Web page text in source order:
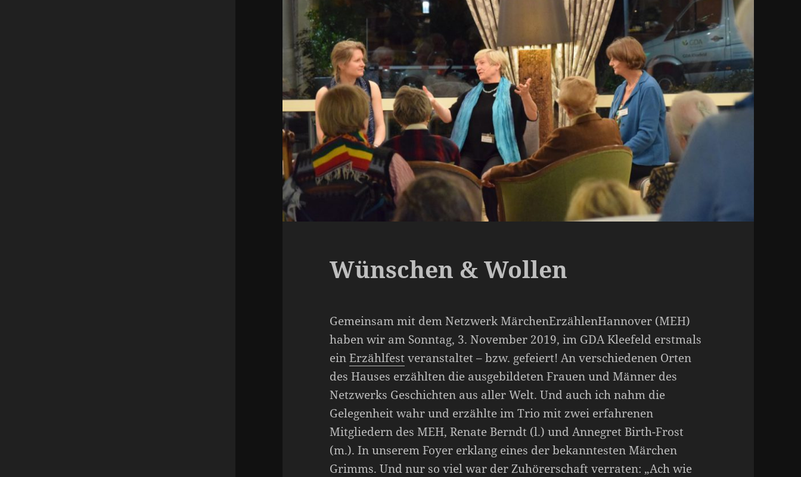
Wünschen & Wollen
Gemeinsam mit dem Netzwerk MärchenErzählenHannover (MEH)
haben wir am Sonntag, 3. November 2019, im GDA Kleefeld erstmals
einErzählfestveranstaltet – bzw. gefeiert! An verschiedenen Orten
des Hauses erzählten die ausgebildeten Frauen und Männer des
Netzwerks Geschichten aus aller Welt. Und auch ich nahm die
Gelegenheit wahr und erzählte im Trio mit zwei erfahrenen
Mitgliedern des MEH, Renate Berndt (l.) und Annegret Birth-Frost
(m.). In unserem Foyer erklang eines der bekanntesten Märchen
Grimms. Und nur so viel war der Zuhörerschaft verraten: „Ach wie